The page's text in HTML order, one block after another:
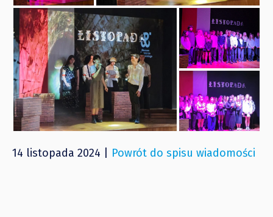
14 listopada 2024 | Powrót do spisu wiadomości